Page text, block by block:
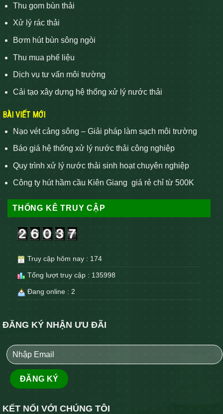
Thu gom bùn thải
Xử lý rác thải
Bơm hút bùn sông ngòi
Thu mua phế liệu
Dịch vụ tư vấn môi trường
Cải tạo xây dựng hệ thống xử lý nước thải
BÀI VIẾT MỚI
Nạo vét cảng sông – Giải pháp làm sạch môi trường
Báo giá hệ thống xử lý nước thải công nghiệp
Quy trình xử lý nước thải sinh hoạt chuyên nghiệp
Công ty hút hầm cầu Kiên Giang giá rẻ chỉ từ 500K
THỐNG KÊ TRUY CẬP
Truy cập hôm nay : 174
Tổng lượt truy cập : 135998
Đang online : 2
ĐĂNG KÝ NHẬN ƯU ĐÃI
KẾT NỐI VỚI CHÚNG TÔI